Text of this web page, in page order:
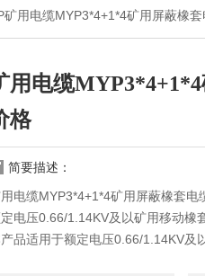
用电缆MYP3*4+1*4矿用屏蔽橡套
用电缆
格
简要描述：
电缆MYP3*4+1*4矿用屏蔽橡套电
电压0.66/1.14KV及以矿用移动橡
品适用于额定电压0.66/1.14KV及